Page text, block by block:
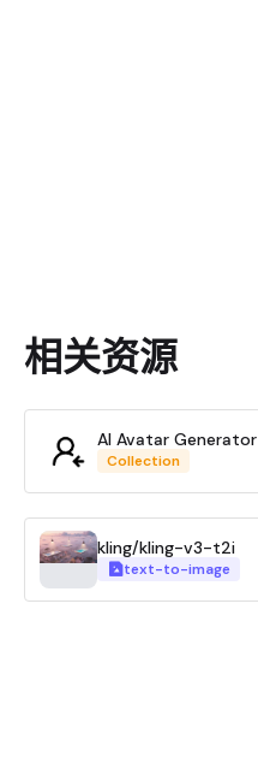
相关资源
AI Avatar Generator
Collection
kling/kling-v3-t2i
text-to-image